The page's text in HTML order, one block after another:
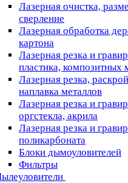
Лазерная очистка,
сверление
Лазерная обработка
картона
Лазерная резка и
пластика, композитных
Лазерная резка,
наплавка металлов
Лазерная резка и
оргстекла, акрила
Лазерная резка и
поликарбоната
Блоки дымоуловителей
Фильтры